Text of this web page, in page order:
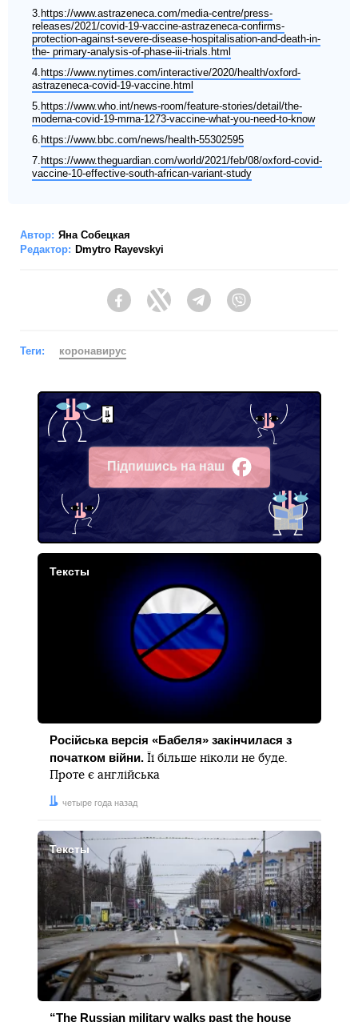
3. https://www.astrazeneca.com/media-centre/press-
releases/2021/covid-19-vaccine-astrazeneca-confirms-
protection-against-severe-disease-hospitalisation-and-death-in-
the- primary-analysis-of-phase-iii-trials.html
4. https://www.nytimes.com/interactive/2020/health/oxford-
astrazeneca-covid-19-vaccine.html
5. https://www.who.int/news-room/feature-stories/detail/the-
moderna-covid-19-mrna-1273-vaccine-what-you-need-to-know
6. https://www.bbc.com/news/health-55302595
7. https://www.theguardian.com/world/2021/feb/08/oxford-covid-
vaccine-10-effective-south-african-variant-study
Автор: Яна Собецкая
Редактор: Dmytro Rayevskyi
FacebookTwitter Telegram
Теги: коронавирус
Підпишись на наш
Facebook
Тексты
Російська версія «Бабеля» закінчилася з
початком війни.Її більше ніколи не буде.
Проте є англійська
Дата:четыре года назад
Тексты
“The Russian military walks past the house